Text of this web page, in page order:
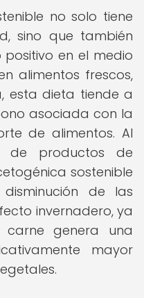
no solo tiene
sino que también
en el medio
alimentos frescos,
esta dieta tiende a
asociada con la
de alimentos. Al
de productos de
sostenible
de las
invernadero, ya
genera una
mayor